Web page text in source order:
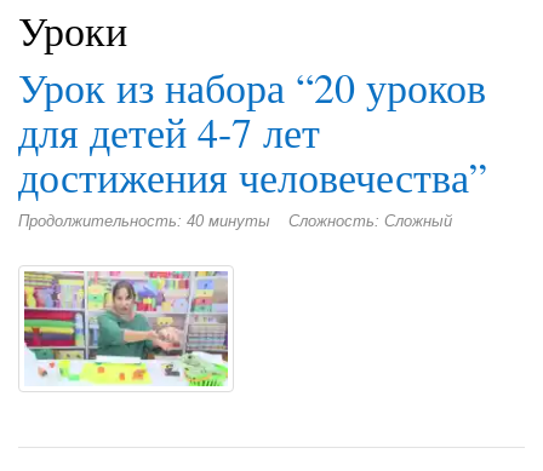
Уроки
Урок из набора “20 уроков
для детей 4-7 лет
достижения человечества”
Продолжительность: 40 минуты Сложность: Сложный